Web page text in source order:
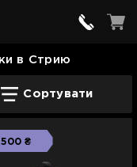
в Стрию
Сортувати
₴